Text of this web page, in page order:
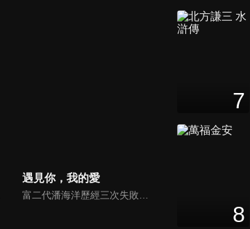
遇見你，我的愛
富二代潘海洋歷經三次失敗婚姻，認為金錢阻礙愛情。唯第一任妻子陸雪怡真心待他。好友伊軒勸他隱藏身份。他在酒吧對芭蕾舞演員韓夢瑤一見鍾情。便化身業務經理與她相戀。熱戀中潘海洋決定娶韓夢瑤，卻在婚前發現韓夢瑤三年前曾是自己公司員工，進而揭開伊軒與韓夢瑤為還債設局圖謀他財產的陰謀...
7
8